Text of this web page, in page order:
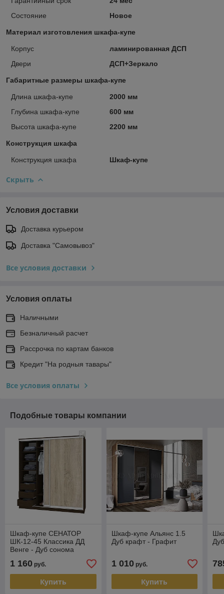
Состояние
Новое
Материал изготовления шкафа-купе
Корпус
ламинированная ДСП
Двери
ДСП+Зеркало
Габаритные размеры шкафа-купе
Длина шкафа-купе
2000 мм
Глубина шкафа-купе
600 мм
Высота шкафа-купе
2200 мм
Конструкция шкафа
Конструкция шкафа Шкаф-купе
Скрыть
Условия доставки
Доставка курьером
Доставка "Самовывоз"
Все условия доставки
Условия оплаты
Наличными
Безналичный расчет
Рассрочка по картам банков
Кредит "На родныя тавары"
Все условия оплаты
Подобные товары компании
Шкаф-купе СЕНАТОР
ШК-12-45 Классика ДД
Венге - Дуб сонома
1 160 руб.
Купить
Шкаф-купе Альянс 1.5
Дуб крафт - Графит
1 010руб.
Купить